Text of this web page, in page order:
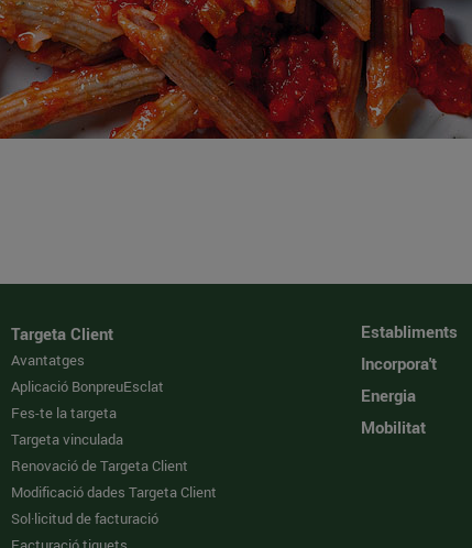
Targeta Client
Avantatges
Aplicació BonpreuEsclat
Fes-te la targeta
Targeta vinculada
Renovació de Targeta Client
Modificació dades Targeta Client
Sol·licitud de facturació
Establiments
Incorpora't
Energia
Mobilitat